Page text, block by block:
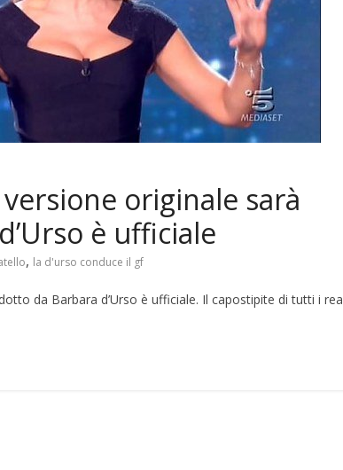
originale sarà
è ufficiale
, la d'urso conduce il gf
da Barbara d’Urso è ufficiale. Il capostipite di tutti i